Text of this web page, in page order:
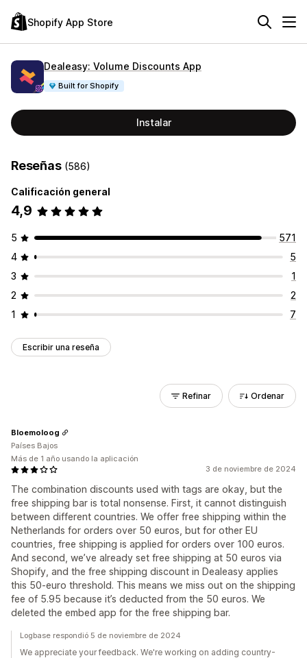
Shopify App Store
Dealeasy: Volume Discounts App
Built for Shopify
Instalar
Reseñas (586)
Calificación general
4,9
5
571
4
5
3
1
2
2
1
7
Escribir una reseña
Refinar Ordenar
3 de noviembre de 2024
The combination discounts used with tags are okay, but the
free shipping bar is total nonsense. First, it cannot distinguish
between different countries. We offer free shipping within the
Netherlands for orders over 50 euros, but for other EU
countries, free shipping is applied for orders over 100 euros.
And second, we’ve already set free shipping at 50 euros via
Shopify, and the free shipping discount in Dealeasy applies
this 50-euro threshold. This means we miss out on the shipping
fee of 5.95 because it’s deducted from the 50 euros. We
deleted the embed app for the free shipping bar.
Bloemoloog
Países Bajos
Más de 1 año usando la aplicación
Logbase respondió 5 de noviembre de 2024
We appreciate your feedback. We're working on adding country-